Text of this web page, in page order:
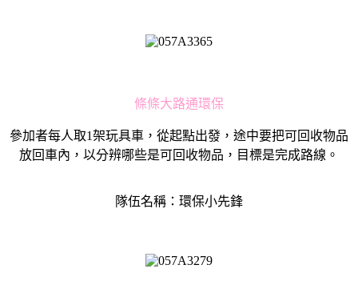
條條大路通環保
參加者每人取1架玩具車，從起點出發，途中要把可回收物品
放回車內，以分辨哪些是可回收物品，目標是完成路線。
隊伍名稱：環保小先鋒